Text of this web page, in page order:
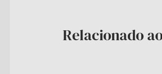
Relacionado